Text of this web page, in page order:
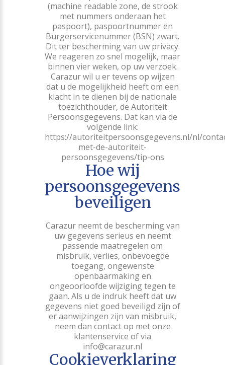
(machine readable zone, de strook
met nummers onderaan het
paspoort), paspoortnummer en
Burgerservicenummer (BSN) zwart.
Dit ter bescherming van uw privacy.
We reageren zo snel mogelijk, maar
binnen vier weken, op uw verzoek.
Carazur wil u er tevens op wijzen
dat u de mogelijkheid heeft om een
klacht in te dienen bij de nationale
toezichthouder, de Autoriteit
Persoonsgegevens. Dat kan via de
volgende link:
https://autoriteitpersoonsgegevens.nl/nl/
met-de-autoriteit-
persoonsgegevens/tip-ons
Hoe wij
persoonsgegevens
beveiligen
Carazur neemt de bescherming van
uw gegevens serieus en neemt
passende maatregelen om
misbruik, verlies, onbevoegde
toegang, ongewenste
openbaarmaking en
ongeoorloofde wijziging tegen te
gaan. Als u de indruk heeft dat uw
gegevens niet goed beveiligd zijn of
er aanwijzingen zijn van misbruik,
neem dan contact op met onze
klantenservice of via
info@carazur.nl
Cookieverklaring